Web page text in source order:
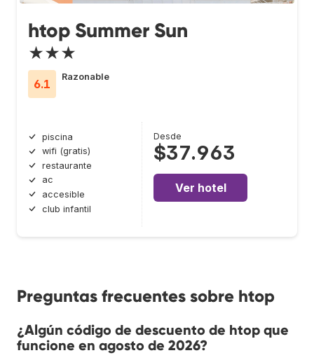
htop Summer Sun
★★★
6.1
Razonable
piscina
wifi (gratis)
restaurante
ac
accesible
club infantil
Desde
$37.963
Ver hotel
Preguntas frecuentes sobre htop
¿Algún código de descuento de htop que
funcione en agosto de 2026?